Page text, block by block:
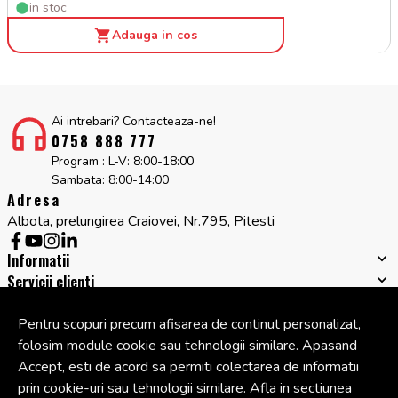
in stoc
Adauga in cos
Ai intrebari? Contacteaza-ne!
0758 888 777
Program : L-V: 8:00-18:00
Sambata: 8:00-14:00
Adresa
Albota, prelungirea Craiovei, Nr.795, Pitesti
Informatii
Servicii clienti
Cont
© Copyright 2026 Cipcos Mar. Toate drepturile rezervate.
Pentru scopuri precum afisarea de continut personalizat,
folosim module cookie sau tehnologii similare. Apasand
Accept, esti de acord sa permiti colectarea de informatii
prin cookie-uri sau tehnologii similare. Afla in sectiunea